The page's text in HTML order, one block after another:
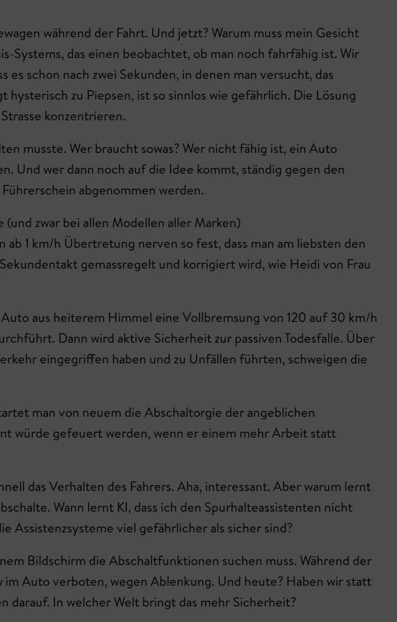
während der Fahrt. Und jetzt? Warum muss mein Gesicht
Systems, das einen beobachtet, ob man noch fahrfähig ist. Wir
schon nach zwei Sekunden, in denen man versucht, das
zu Piepsen, ist so sinnlos wie gefährlich. Die Lösung
konzentrieren.
musste. Wer braucht sowas? Wer nicht fähig ist, ein Auto
Und wer dann noch auf die Idee kommt, ständig gegen den
abgenommen werden.
zwar bei allen Modellen aller Marken)
1 km/h Übertretung nerven so fest, dass man am liebsten den
gemassregelt und korrigiert wird, wie Heidi von Frau
aus heiterem Himmel eine Vollbremsung von 120 auf 30 km/h
Dann wird aktive Sicherheit zur passiven Todesfalle. Über
eingegriffen haben und zu Unfällen führten, schweigen die
man von neuem die Abschaltorgie der angeblichen
würde gefeuert werden, wenn er einem mehr Arbeit statt
das Verhalten des Fahrers. Aha, interessant. Aber warum lernt
Wann lernt KI, dass ich den Spurhalteassistenten nicht
Assistenzsysteme viel gefährlicher als sicher sind?
Bildschirm die Abschaltfunktionen suchen muss. Während der
im Auto verboten, wegen Ablenkung. Und heute? Haben wir statt
darauf. In welcher Welt bringt das mehr Sicherheit?